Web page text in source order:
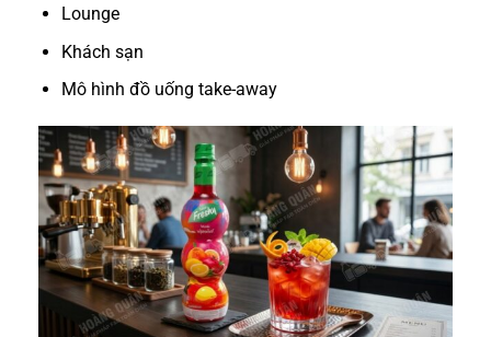
Lounge
Khách sạn
Mô hình đồ uống take-away